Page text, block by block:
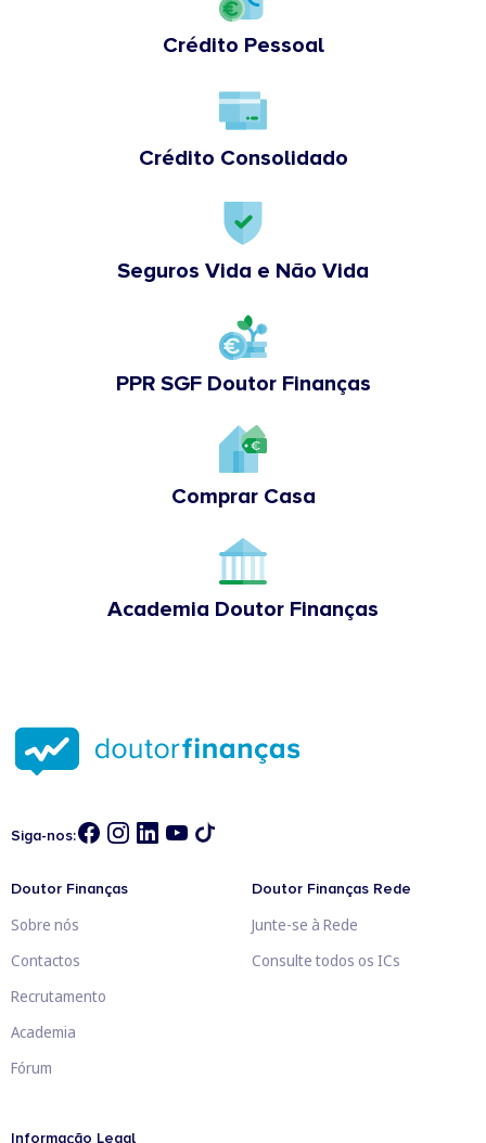
Crédito Pessoal
Crédito Consolidado
Seguros Vida e Não Vida
PPR SGF Doutor Finanças
Comprar Casa
Academia Doutor Finanças
Siga-nos:
Doutor Finanças
Sobre nós
Contactos
Recrutamento
Academia
Fórum
Doutor Finanças Rede
Junte-se à Rede
Consulte todos os ICs
Informação Legal